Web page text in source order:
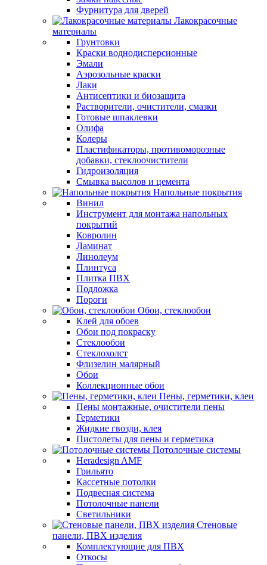
Фурнитура для дверей
Лакокрасочные
материалы
Грунтовки
Краски воднодисперсионные
Эмали
Аэрозольные краски
Лаки
Антисептики и биозащита
Растворители, очистители, смазки
Готовые шпаклевки
Олифа
Колеры
Пластификаторы, противоморозные
добавки, стеклоочистители
Гидроизоляция
Смывка высолов и цемента
Напольные покрытия
Винил
Инструмент для монтажа напольных
покрытий
Ковролин
Ламинат
Линолеум
Плинтуса
Плитка ПВХ
Подложка
Пороги
Обои, стеклообои
Клей для обоев
Обои под покраску
Стеклообои
Стеклохолст
Флизелин малярный
Обои
Коллекционные обои
Пены, герметики, клеи
Пены монтажные, очистители пены
Герметики
Жидкие гвозди, клея
Пистолеты для пены и герметика
Потолочные системы
Heradesign AMF
Грильято
Кассетные потолки
Подвесная система
Потолочные панели
Светильники
Стеновые
панели, ПВХ изделия
Комплектующие для ПВХ
Откосы